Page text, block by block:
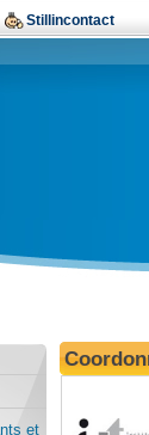
Stillincontact
et